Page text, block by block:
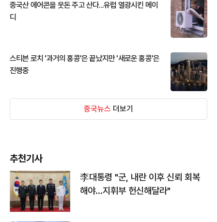
중국산 에어콘을 웃돈 주고 산다...유럽 열광시킨 메이
디
스티븐 로치 '과거의 홍콩'은 끝났지만 '새로운 홍콩'은
진행중
중국뉴스 더보기
추천기사
李대통령 "군, 내란 이후 신뢰 회복
해야…지휘부 헌신해달라"